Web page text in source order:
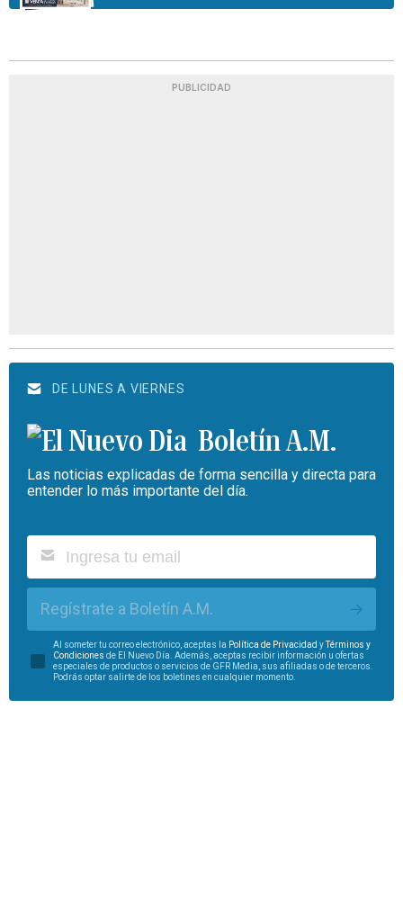
PUBLICIDAD
DE LUNES A VIERNES
Boletín A.M.
Las noticias explicadas de forma sencilla y directa para
entender lo más importante del día.
Regístrate a Boletín A.M.
Al someter tu correo electrónico, aceptas la Política de Privacidad yTérminos y
Condiciones de El Nuevo Día. Además, aceptas recibir información u ofertas
especiales de productos o servicios de GFR Media, sus afiliadas o de terceros.
Podrás optar salirte de los boletines en cualquier momento.